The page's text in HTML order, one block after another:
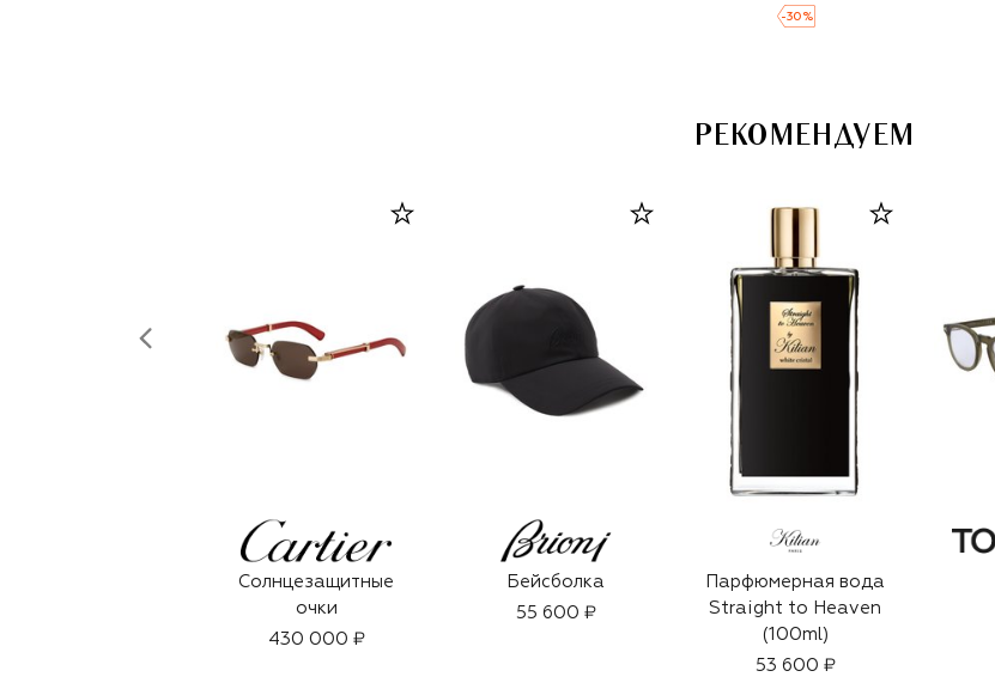
-30 %
РЕКОМЕНДУЕМ
Солнцезащитные
очки
430 000 ₽
Бейсболка
55 600 ₽
Парфюмерная вода
Straight to Heaven
(100ml)
53 600 ₽